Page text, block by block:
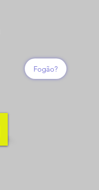
Fogão?